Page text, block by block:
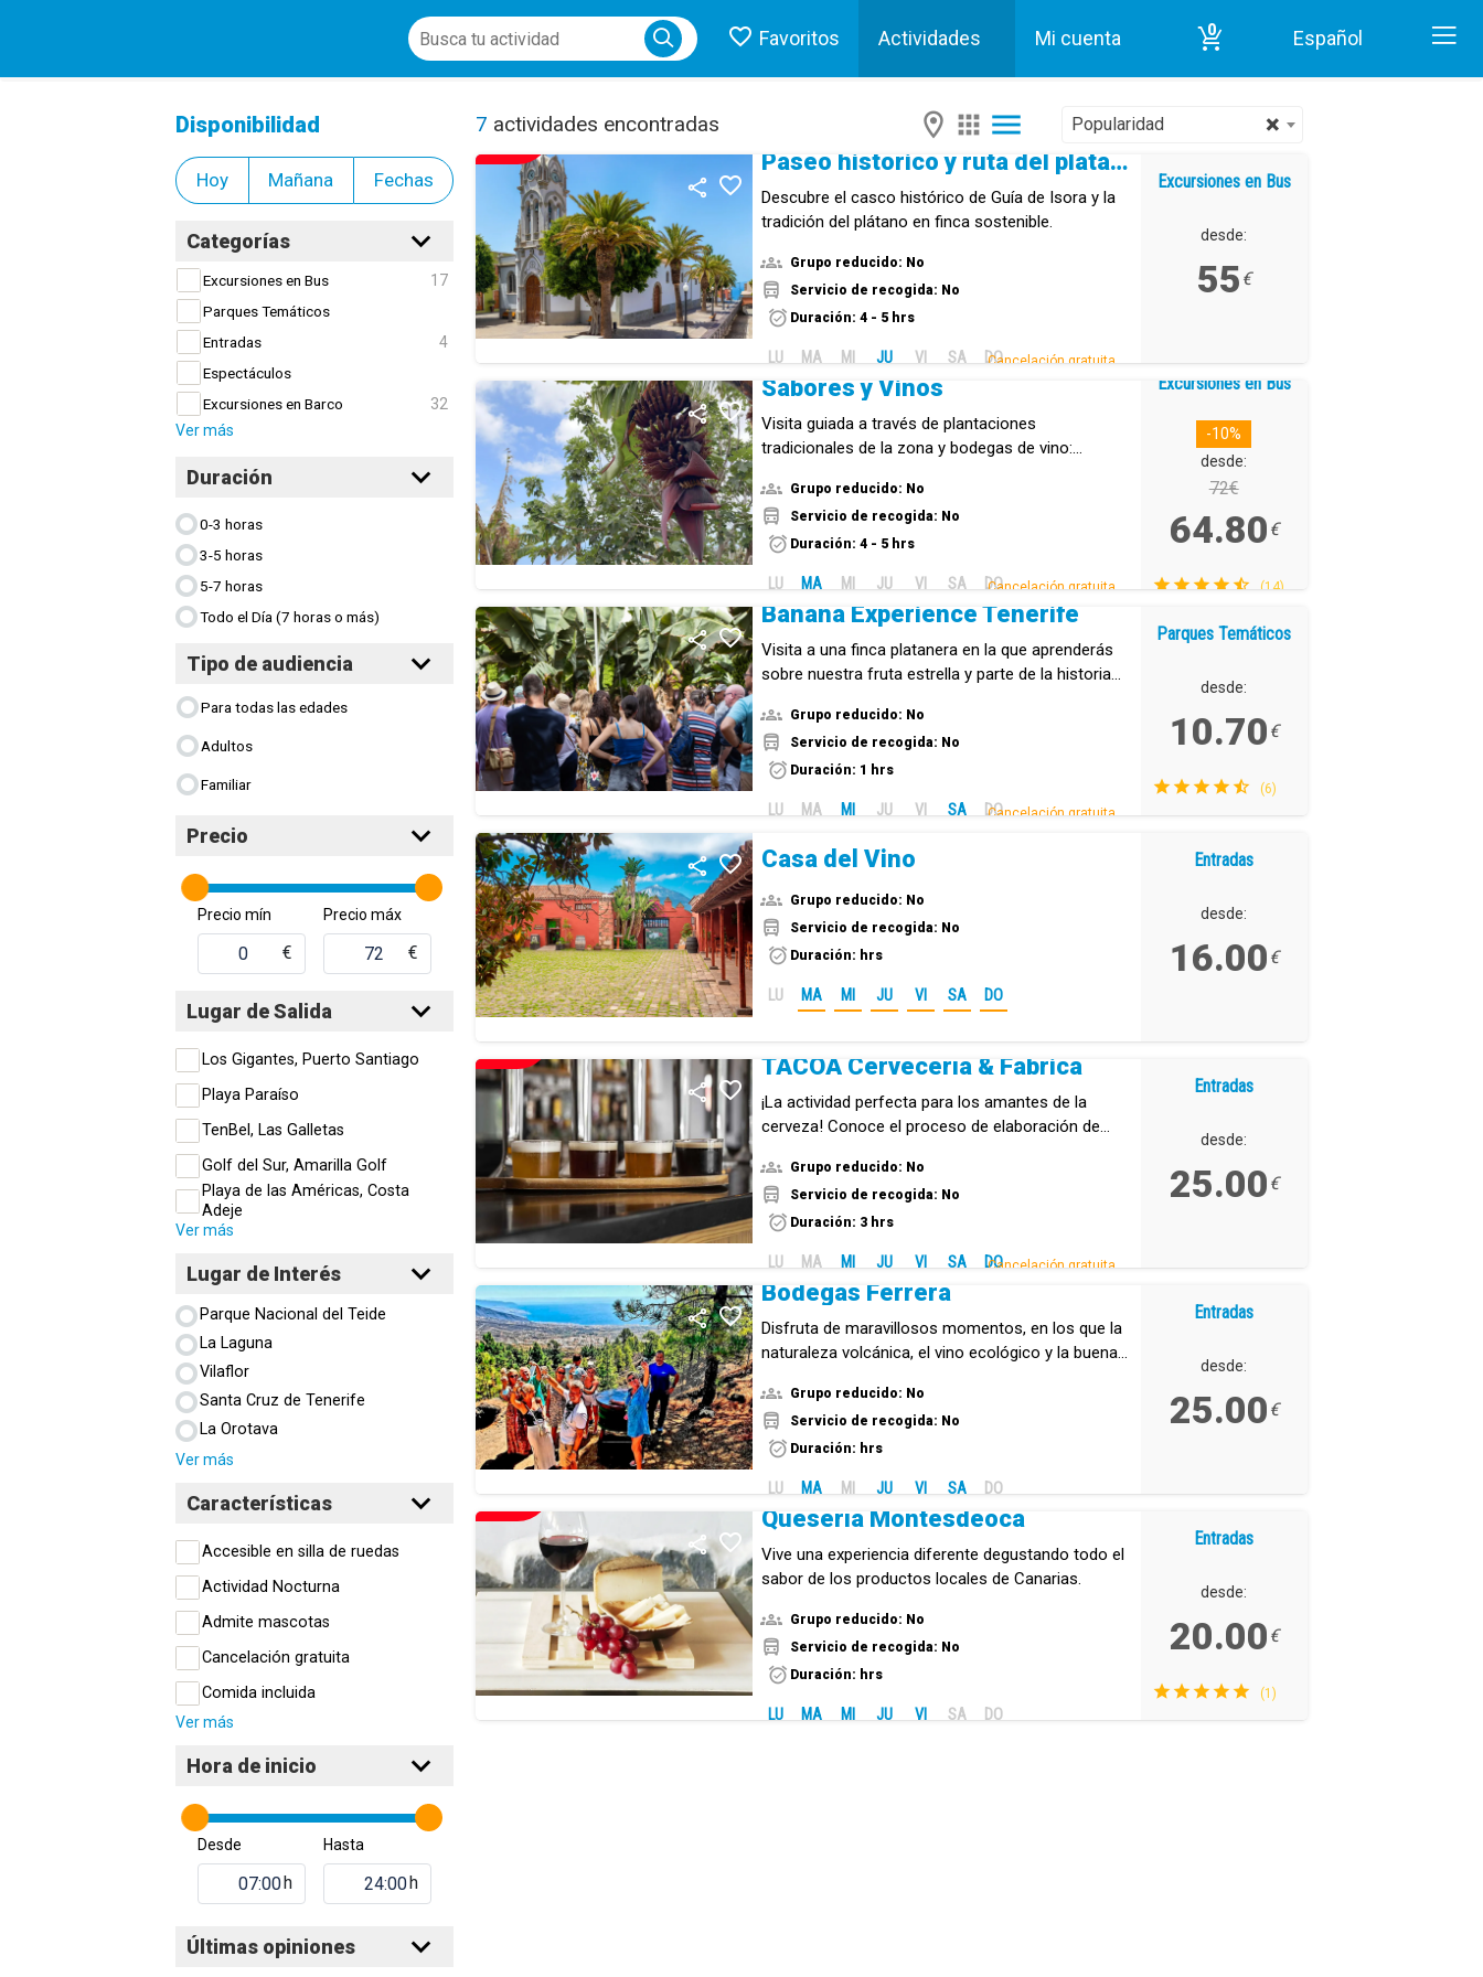
Favoritos Actividades Mi cuenta 0 Español
Inicio Gastronomía en Tenerife
Disponibilidad
Hoy Mañana Fechas
Categorías
Excursiones en Bus
17
Parques Temáticos
Entradas
4
Espectáculos
Excursiones en Barco
32
Ver más
Duración
0-3 horas
3-5 horas
5-7 horas
Todo el Día (7 horas o más)
Tipo de audiencia
Para todas las edades
Adultos
Familiar
Precio
Precio mín
€
Precio máx
€
Lugar de Salida
Los Gigantes, Puerto Santiago
Playa Paraíso
TenBel, Las Galletas
Golf del Sur, Amarilla Golf
Playa de las Américas, Costa
Adeje
Ver más
Lugar de Interés
Parque Nacional del Teide
La Laguna
Vilaflor
Santa Cruz de Tenerife
La Orotava
Ver más
Características
Accesible en silla de ruedas
Actividad Nocturna
Admite mascotas
Cancelación gratuita
Comida incluida
Ver más
Hora de inicio
Desde
h
Hasta
h
Últimas opiniones
Close menu
7 actividades encontradas ×
Popularidad
Paseo histórico y ruta del plátano en Guía de Isora
Descubre el casco histórico de Guía de Isora y la
tradición del plátano en finca sostenible.
Grupo reducido: No
Servicio de recogida: No
Duración: 4 - 5 hrs
LU MA MI JU VI SA DO
Cancelación gratuita.
Excursiones en Bus
desde:
55 €
Sabores y Vinos
Visita guiada a través de plantaciones
tradicionales de la zona y bodegas de vino:
Grupo reducido: No
Servicio de recogida: No
Duración: 4 - 5 hrs
LU MA MI JU VI SA DO
Cancelación gratuita.
Excursiones en Bus
-10%
desde:
72€
64.80 €
(14)
Banana Experience Tenerife
Visita a una finca platanera en la que aprenderás
sobre nuestra fruta estrella y parte de la historia
Grupo reducido: No
Servicio de recogida: No
Duración: 1 hrs
LU MA MI JU VI SA DO
Cancelación gratuita.
Parques Temáticos
desde:
10.70 €
(6)
Casa del Vino
Grupo reducido: No
Servicio de recogida: No
Duración: hrs
LU MA MI JU VI SA DO
Entradas
desde:
16.00 €
TACOA Cervecería & Fábrica
¡La actividad perfecta para los amantes de la
cerveza! Conoce el proceso de elaboración de
Canarias.
Grupo reducido: No
Servicio de recogida: No
Duración: 3 hrs
LU MA MI JU VI SA DO
Cancelación gratuita.
Entradas
desde:
25.00 €
Bodegas Ferrera
Disfruta de maravillosos momentos, en los que la
naturaleza volcánica, el vino ecológico y la buena
Grupo reducido: No
Servicio de recogida: No
Duración: hrs
LU MA MI JU VI SA DO
Entradas
desde:
25.00 €
Quesería Montesdeoca
Vive una experiencia diferente degustando todo el
sabor de los productos locales de Canarias.
Grupo reducido: No
Servicio de recogida: No
Duración: hrs
LU MA MI JU VI SA DO
Entradas
desde:
20.00 €
(1)